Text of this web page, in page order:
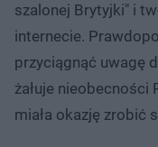
szalonej Brytyjki" i
internecie.
przyciągnąć uwagę
żałuje nieobecności
miała okazję zrobić